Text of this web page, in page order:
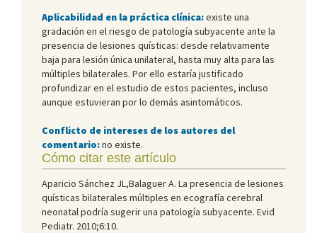
Aplicabilidad en la práctica clínica:existe una
gradación en el riesgo de patología subyacente ante la
presencia de lesiones quísticas: desde relativamente
baja para lesión única unilateral, hasta muy alta para las
múltiples bilaterales. Por ello estaría justificado
profundizar en el estudio de estos pacientes, incluso
aunque estuvieran por lo demás asintomáticos.
Conflicto de intereses de los autores del
comentario:no existe.
Cómo citar este artículo
Aparicio Sánchez JL,Balaguer A. La presencia de lesiones
quísticas bilaterales múltiples en ecografía cerebral
neonatal podría sugerir una patología subyacente. Evid
Pediatr. 2010;6:10.